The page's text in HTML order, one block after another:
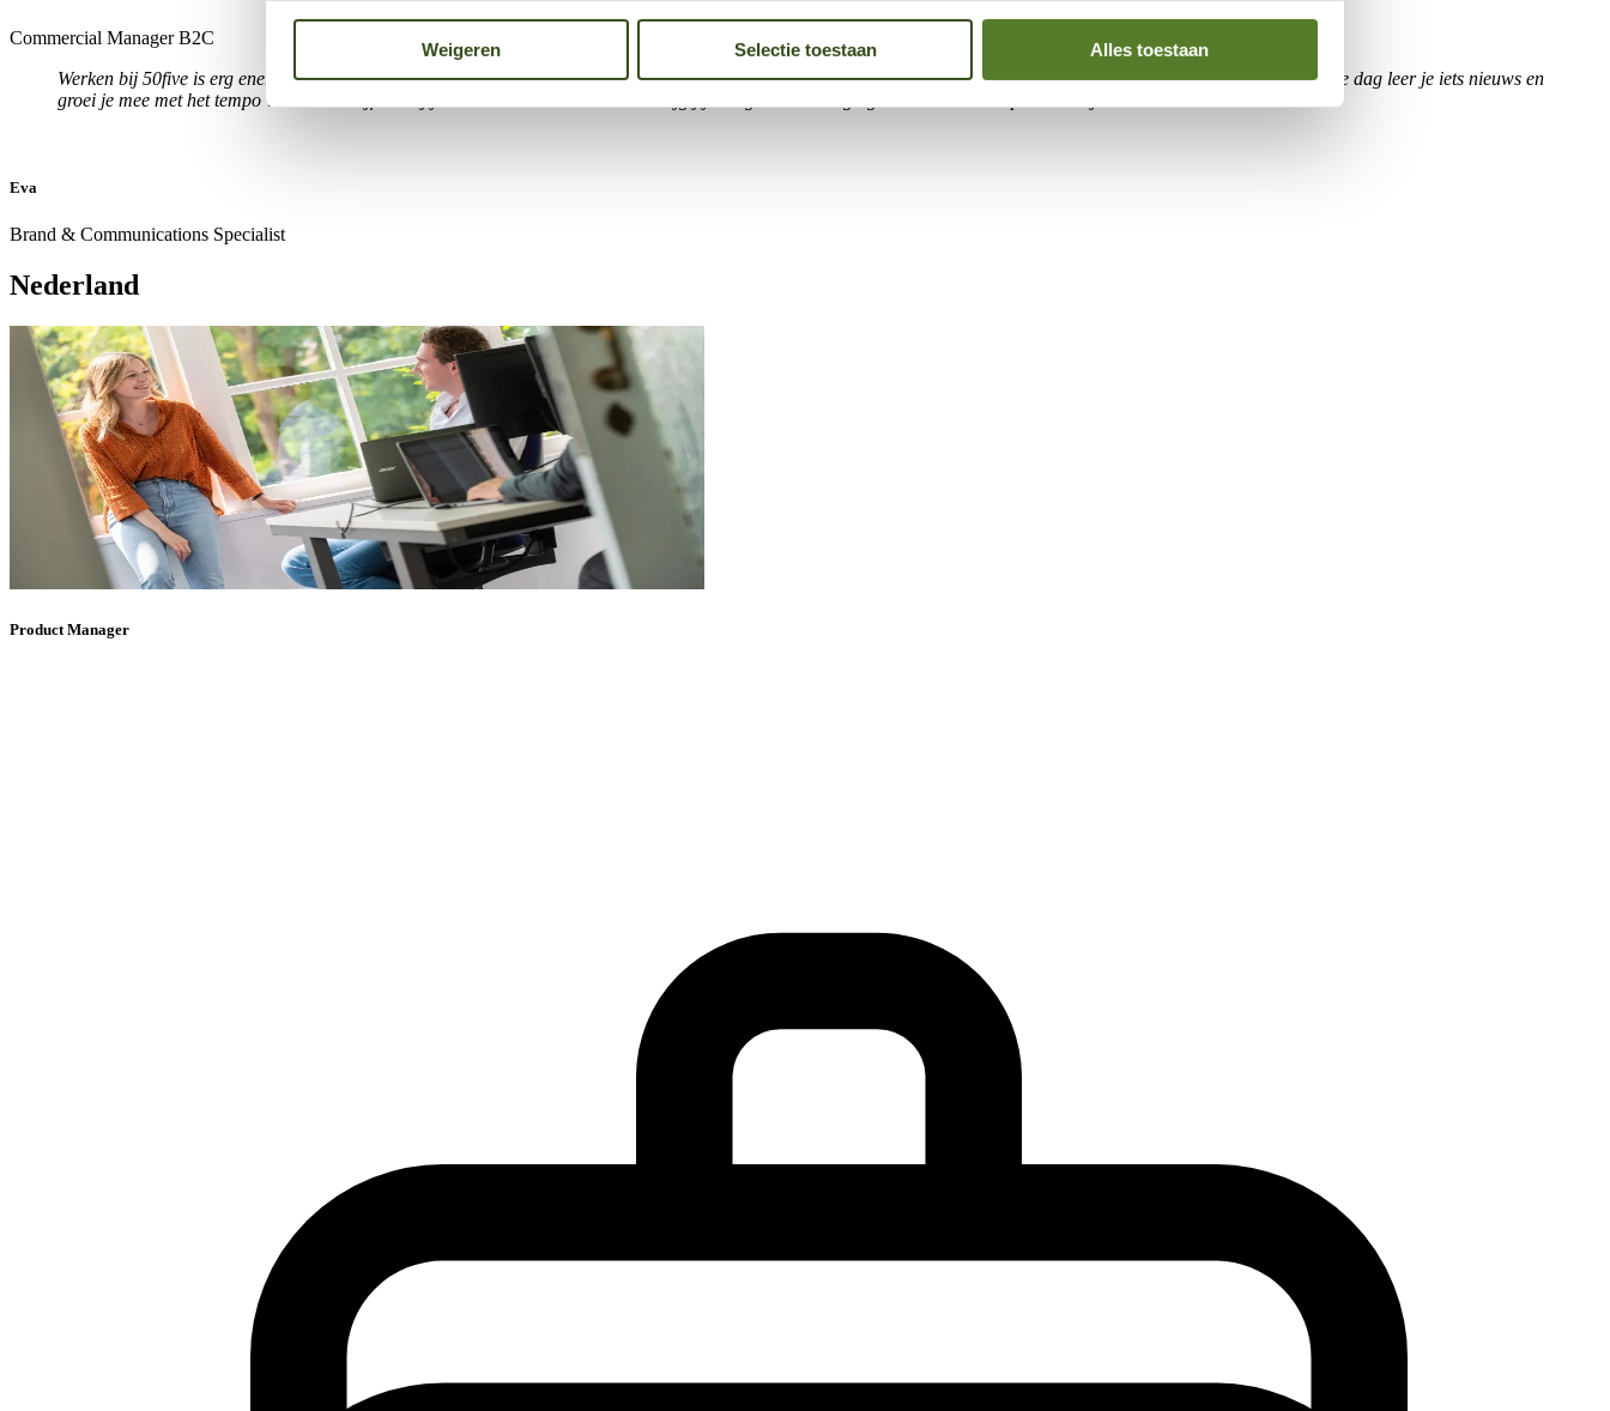
Weigeren Selectie toestaan Alles toestaan
Commercial Manager B2C
Werken bij 50five is erg energiek, dynamisch en altijd vernieuwend. Dankzij de platte structuur worden ideeën direct omgezet in actie, waardoor je écht impact maakt. Elke dag leer je iets nieuws en
groei je mee met het tempo van het bedrijf. Heb jij een hands-on mentaliteit en krijg jij energie van uitdagingen? Dan is dit de plek waar je wilt werken!
Eva
Brand & Communications Specialist
Nederland
Product Manager